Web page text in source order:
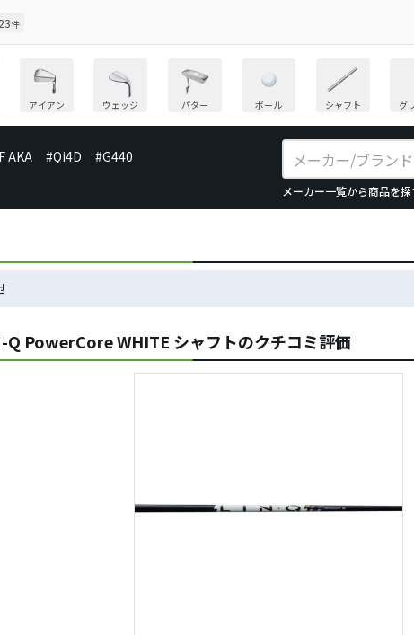
件
アイアン ウェッジ パター ボール シャフト グ
AKA #Qi4D #G440
メーカー一覧から商品を探
PowerCore WHITE シャフトのクチコミ評価